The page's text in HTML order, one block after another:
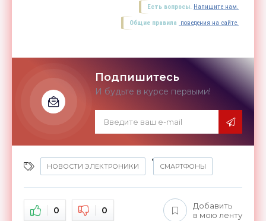
Есть вопросы. Напишите нам.
Общие правила поведения на сайте.
Подпишитесь
И будьте в курсе первыми!
НОВОСТИ ЭЛЕКТРОНИКИ
,
СМАРТФОНЫ
0 0
Добавить
в мою ленту